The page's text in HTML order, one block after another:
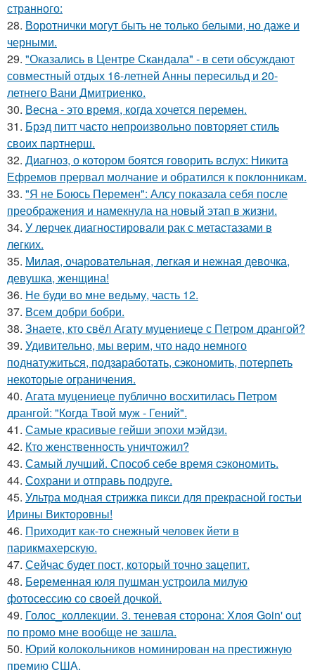
странного:
28. Воротнички могут быть не только белыми, но даже и
черными.
29. "Оказались в Центре Скандала" - в сети обсуждают
совместный отдых 16-летней Анны пересильд и 20-
летнего Вани Дмитриенко.
30. Весна - это время, когда хочется перемен.
31. Брэд питт часто непроизвольно повторяет стиль
своих партнерш.
32. Диагноз, о котором боятся говорить вслух: Никита
Ефремов прервал молчание и обратился к поклонникам.
33. "Я не Боюсь Перемен": Алсу показала себя после
преображения и намекнула на новый этап в жизни.
34. У лерчек диагностировали рак с метастазами в
легких.
35. Милая, очаровательная, легкая и нежная девочка,
девушка, женщина!
36. Не буди во мне ведьму, часть 12.
37. Всем добри бобри.
38. Знаете, кто свёл Агату муцениеце с Петром дрангой?
39. Удивительно, мы верим, что надо немного
поднатужиться, подзаработать, сэкономить, потерпеть
некоторые ограничения.
40. Агата муцениеце публично восхитилась Петром
дрангой: "Когда Твой муж - Гений".
41. Самые красивые гейши эпохи мэйдзи.
42. Кто женственность уничтожил?
43. Самый лучший. Способ себе время сэкономить.
44. Сохрани и отправь подруге.
45. Ультра модная стрижка пикси для прекрасной гостьи
Ирины Викторовны!
46. Приходит как-то снежный человек йети в
парикмахерскую.
47. Сейчас будет пост, который точно зацепит.
48. Беременная юля пушман устроила милую
фотосессию со своей дочкой.
49. Голос_коллекции. 3. теневая сторона: Хлоя Goin' out
по промо мне вообще не зашла.
50. Юрий колокольников номинирован на престижную
премию США.